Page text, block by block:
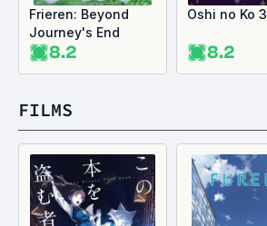
Frieren: Beyond
Journey's End
8.2
Oshi no Ko 3
8.2
FILMS